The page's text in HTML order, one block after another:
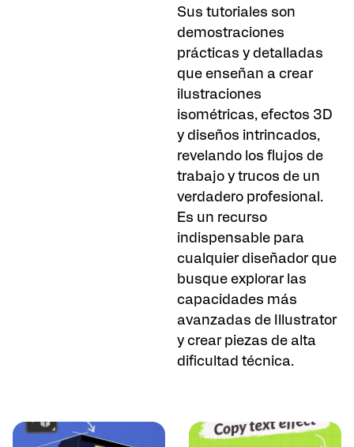
Sus tutoriales son
demostraciones
prácticas y detalladas
que enseñan a crear
ilustraciones
isométricas, efectos 3D
y diseños intrincados,
revelando los flujos de
trabajo y trucos de un
verdadero profesional.
Es un recurso
indispensable para
cualquier diseñador que
busque explorar las
capacidades más
avanzadas de Illustrator
y crear piezas de alta
dificultad técnica.